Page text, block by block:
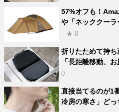
57%オフも！
や「ネッククー
★ 0
折りたためて持
「長距離移動、
0
直接当てるのが1
冷房の寒さ」ど